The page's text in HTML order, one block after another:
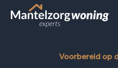
Voorbereid op